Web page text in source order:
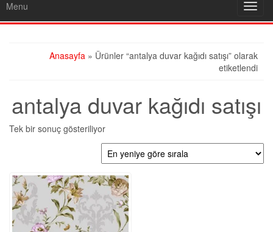
Menu
Anasayfa » Ürünler “antalya duvar kağıdı satışı” olarak
etiketlendi
antalya duvar kağıdı satışı
Tek bir sonuç gösteriliyor